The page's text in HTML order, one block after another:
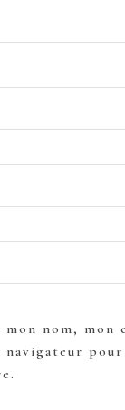
nom, mon
navigateur